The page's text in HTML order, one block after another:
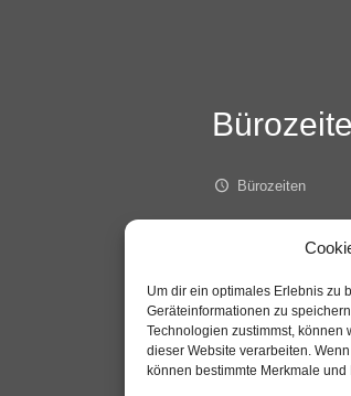
Um dir ein optimales Erlebnis zu
Geräteinformationen zu
Technologien zustimmst, können
dieser Website verarbeiten.
können bestimmte Merkmale
Bürozeiten
Dienstag 8.00 –
Donnerstag 8.00 –